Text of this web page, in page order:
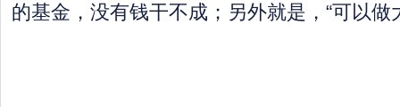
的基金，没有钱干不成；另外就是，“可以做